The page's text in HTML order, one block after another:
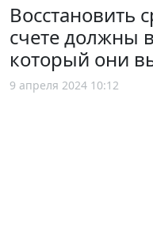
Восстановить
счете должны
который они
9 апреля 2024 10:12